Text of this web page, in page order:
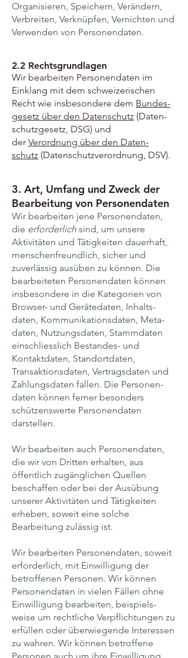
Organisieren, Speichern, Verändern,
Verbreiten, Verknüpfen, Vernichten und
Verwenden von Personen­daten.
2.2 Rechtsgrundlagen
Wir bearbeiten Personen­daten im
Einklang mit dem schweizerischen
Recht wie insbesondere dem Bundes­
gesetz über den Daten­schutz (Daten­
schutz­gesetz, DSG) und
der Verordnung über den Daten­
schutz (Daten­schutz­verordnung, DSV).
3. Art, Umfang und Zweck der
Bearbeitung von Personen­daten
Wir bearbeiten jene Personen­daten,
die erforderlich sind, um unsere
Aktivitäten und Tätig­keiten dauerhaft,
menschen­freundlich, sicher und
zuverlässig ausüben zu können. Die
bearbeiteten Personen­daten können
insbesondere in die Kategorien von
Browser- und Gerätedaten, Inhalts­
daten, Kommuni­kations­daten, Meta­
daten, Nutzungs­daten, Stamm­daten
einschliesslich Bestandes- und
Kontakt­daten, Standort­daten,
Transaktions­daten, Vertrags­daten und
Zahlungs­daten fallen. Die Personen­
daten können ferner besonders
schützens­werte Personen­daten
darstellen.
Wir bearbeiten auch Personen­daten,
die wir von Dritten erhalten, aus
öffentlich zugäng­lichen Quellen
beschaffen oder bei der Ausübung
unserer Aktivitäten und Tätig­keiten
erheben, soweit eine solche
Bearbeitung zulässig ist.
Wir bearbeiten Personen­daten, soweit
erforderlich, mit Ein­willigung der
betroffenen Personen. Wir können
Personen­daten in vielen Fällen ohne
Ein­willigung bearbeiten, beispiels­
weise um rechtliche Ver­pflichtungen zu
erfüllen oder über­wiegende Interessen
zu wahren. Wir können betroffene